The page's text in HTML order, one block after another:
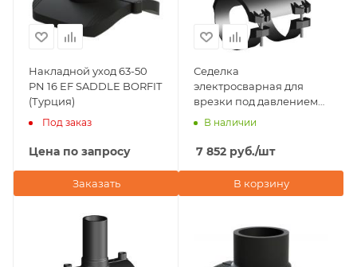
Накладной уход 63-50
PN 16 EF SADDLE BORFIT
(Турция)
Под заказ
Цена по запросу
Заказать
Седелка
электросварная для
врезки под давлением
D63х63 ПЭ100 SDR 11
В наличии
7 852 руб./шт
В корзину